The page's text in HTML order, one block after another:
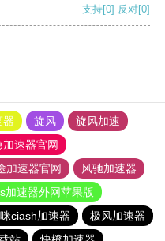
支持[0] 反对[0]
器 旋风
旋风加速
加速器官网
加速器官网
风驰加速器
加速器外网苹果版
ciash加速器
极风加速器